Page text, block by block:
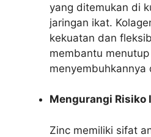
yang ditemukan di
jaringan ikat.
kekuatan dan
membantu
menyembuhkannya
Mengurangi Risiko
Zinc memiliki sifat